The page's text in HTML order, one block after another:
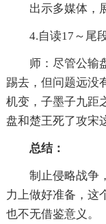
出示多媒体，
4.自读17～尾
师：尽管公输
踢去，但问题远没
机变，子墨子九
盘和楚王死了攻宋
总结：
制止侵略战争
力上做好准备，这
也不无借鉴意义。